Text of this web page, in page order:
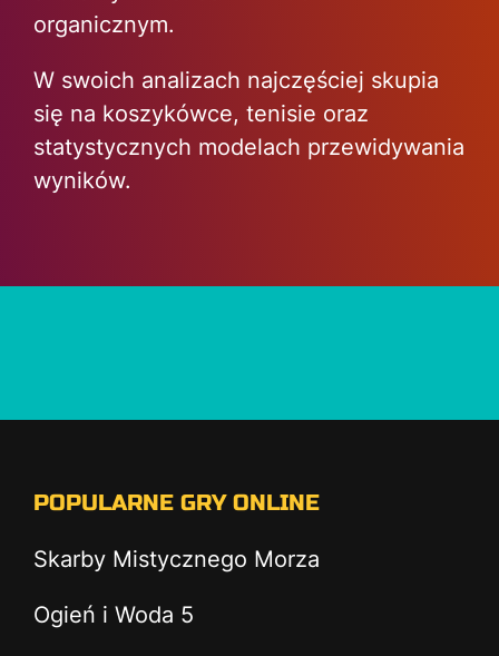
organicznym.
W swoich analizach najczęściej skupia
się na koszykówce, tenisie oraz
statystycznych modelach przewidywania
wyników.
POPULARNE GRY ONLINE
Skarby Mistycznego Morza
Ogień i Woda 5